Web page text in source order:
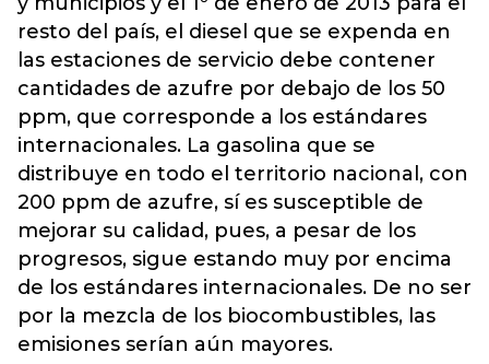
resto del país, el diesel que se expenda en
las estaciones de servicio debe contener
cantidades de azufre por debajo de los 50
ppm, que corresponde a los estándares
internacionales. La gasolina que se
distribuye en todo el territorio nacional, con
200 ppm de azufre, sí es susceptible de
mejorar su calidad, pues, a pesar de los
progresos, sigue estando muy por encima
de los estándares internacionales. De no ser
por la mezcla de los biocombustibles, las
emisiones serían aún mayores.